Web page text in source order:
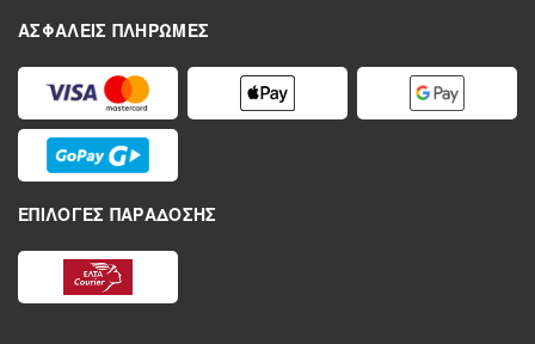
ΑΣΦΑΛΕΊΣ ΠΛΗΡΩΜΈΣ
ΕΠΙΛΟΓΈΣ ΠΑΡΆΔΟΣΗΣ